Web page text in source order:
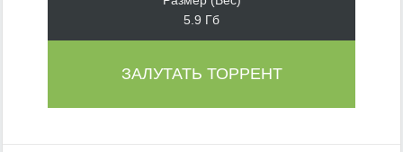
5.9 Гб
ЗАЛУТАТЬ ТОРРЕНТ